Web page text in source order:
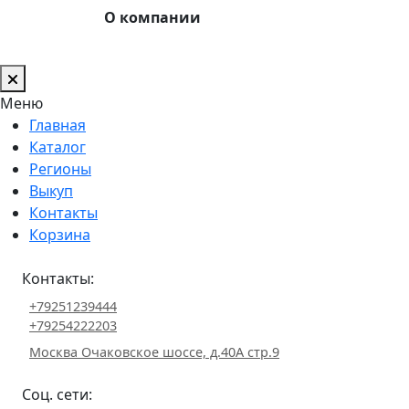
О компании
Меню
Главная
Каталог
Регионы
Выкуп
Контакты
Корзина
Контакты:
+79251239444
+79254222203
Москва Очаковское шоссе, д.40А стр.9
Соц. сети: